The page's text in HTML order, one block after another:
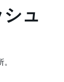
ュ